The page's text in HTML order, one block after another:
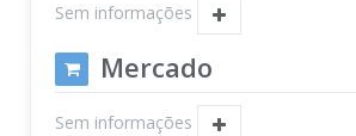
Sem informações
Mercado
Sem informações